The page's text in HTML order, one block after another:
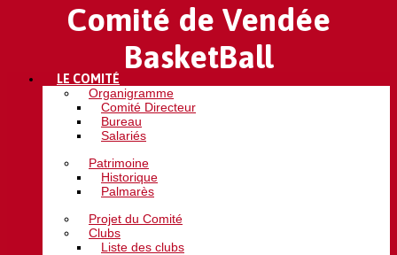
Comité de Vendée
BasketBall
LE COMITÉ
Organigramme
Comité Directeur
Bureau
Salariés
Patrimoine
Historique
Palmarès
Projet du Comité
Clubs
Liste des clubs